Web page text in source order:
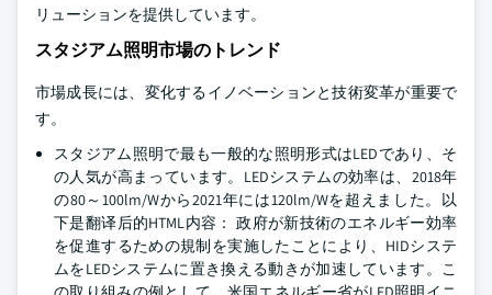
リューションを提供しています。
スタジアム照明市場のトレンド
市場成長には、変化するイノベーションと技術変革が重要で
す。
スタジアム照明で最も一般的な照明形式はLEDであり、そ
の人気が高まっています。LEDシステムの効率は、2018年
の80～100lm/Wから2021年には120lm/Wを超えました。以
下是翻译后的HTML内容： 政府が新技術のエネルギー効率
を促進するための規制を実施したことにより、HIDシステ
ムをLEDシステムに置き換える動きが加速しています。こ